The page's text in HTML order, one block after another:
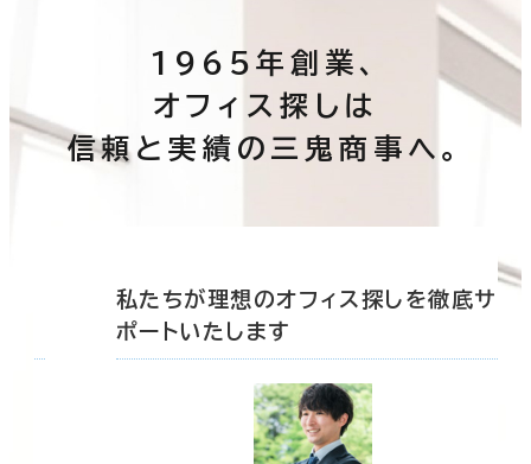
1965年創業、
オフィス探しは
信頼と実績の三鬼商事へ。
私たちが理想のオフィス探しを徹底サ
ポートいたします